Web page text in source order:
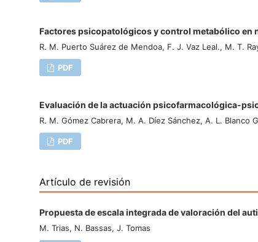
Factores psicopatológicos y control metabólico
R. M. Puerto Suárez de Mendoa, F. J. Vaz Leal., M. T.
PDF
Evaluación de la actuación psicofarmacológica-­
R. M. Gómez Cabrera, M. A. Díez Sánchez, A. L. Blanco
PDF
Artículo de revisión
Propuesta de escala integrada de valoración del
M. Trias, N. Bassas, J. Tomas